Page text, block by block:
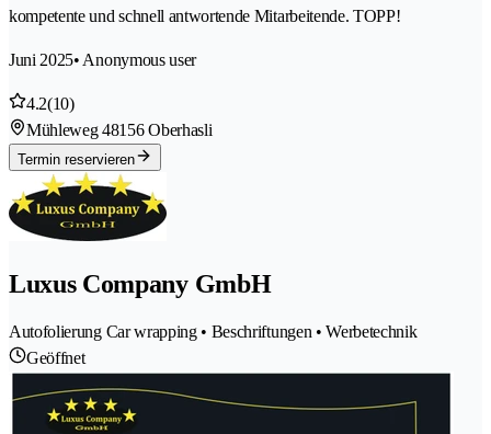
kompetente und schnell antwortende Mitarbeitende. TOPP!
Juni 2025• Anonymous user
4.2(10)
Mühleweg 48156 Oberhasli
Termin reservieren
Luxus Company GmbH
Autofolierung Car wrapping • Beschriftungen • Werbetechnik
Geöffnet